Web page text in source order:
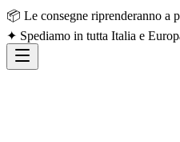
📦 Le consegne riprenderanno a
✦ Spediamo in tutta Italia e